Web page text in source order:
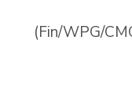
(Fin/WPG/